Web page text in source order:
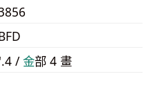
/⾦部 4 畫